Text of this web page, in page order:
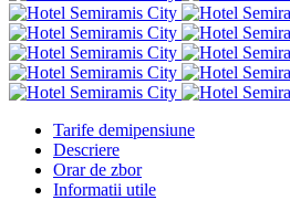
Tarife demipensiune
Descriere
Orar de zbor
Informatii utile